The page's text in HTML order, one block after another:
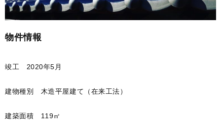
物件情報
竣工 2020年5月
建物種別 木造平屋建て（在来工法）
建築面積 119㎡